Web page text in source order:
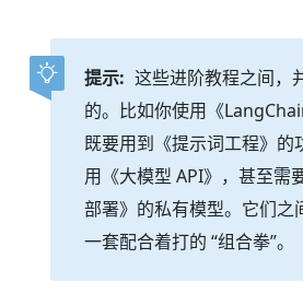
提示: 这些进阶教程之间，
的。比如你使用《
既要用到《提示词工程》的
用《大模型 API》，甚至需
部署》的私有模型。它们之
一套配合着打的 “组合拳”。